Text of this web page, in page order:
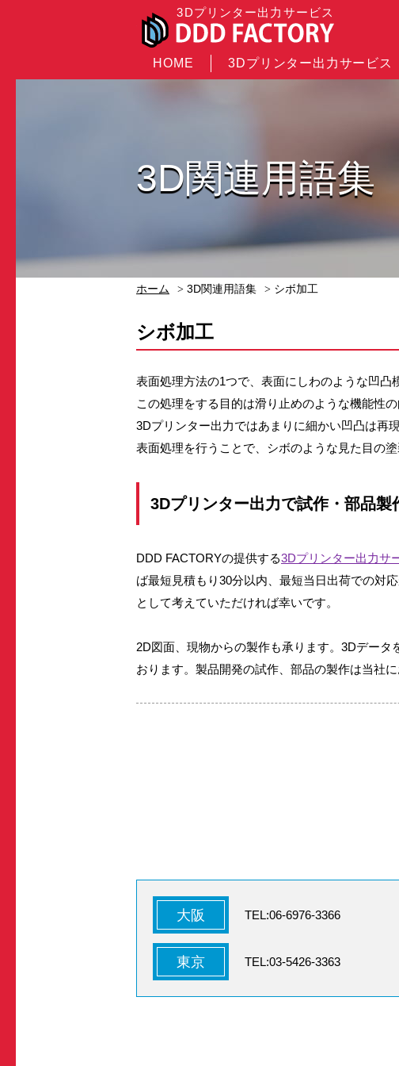
3Dプリンター出力サービス
HOME 3Dプリンター出力サービス
3D関連用語集
ホーム 3D関連用語集 シボ加工
シボ加工
表面処理方法の1つで、表面にしわのような凹凸
この処理をする目的は滑り止めのような機能性
3Dプリンター出力ではあまりに細かい凹凸は再
表面処理を行うことで、シボのような見た目の塗
3Dプリンター出力で試作・部品製
DDD FACTORYの提供する3Dプリンター出力サ
ば最短見積もり30分以内、最短当日出荷での対
として考えていただければ幸いです。
2D図面、現物からの製作も承ります。3Dデー
おります。製品開発の試作、部品の製作は当社
大阪 TEL:06-6976-3366
東京 TEL:03-5426-3363